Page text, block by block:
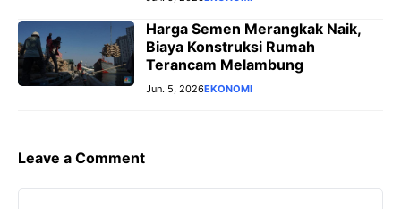
Harga Semen Merangkak Naik,
Biaya Konstruksi Rumah
Terancam Melambung
Jun. 5, 2026EKONOMI
Leave a Comment